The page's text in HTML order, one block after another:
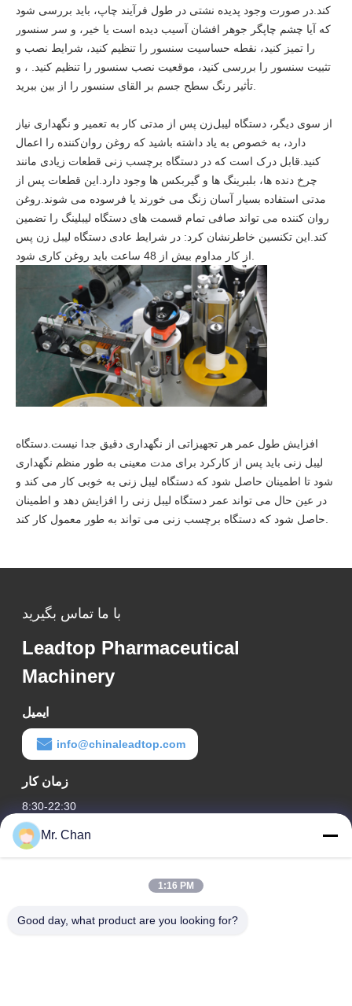
کند.در صورت وجود پدیده نشتی در طول فرآیند چاپ، باید بررسی شود
که آیا چشم چاپگر جوهر افشان آسیب دیده است یا خیر، و سر سنسور
را تمیز کنید، نقطه حساسیت سنسور را تنظیم کنید، شرایط نصب و
تثبیت سنسور را بررسی کنید، موقعیت نصب سنسور را تنظیم کنید. ، و
از سوی دیگر، دستگاه لیبل‌زن پس از مدتی کار به تعمیر و نگهداری نیاز
دارد، به خصوص به یاد داشته باشید که روغن روان‌کننده را اعمال
کنید.قابل درک است که در دستگاه برچسب زنی قطعات زیادی مانند
چرخ دنده ها، بلبرینگ ها و گیربکس ها وجود دارد.این قطعات پس از
مدتی استفاده بسیار آسان زنگ می خورند یا فرسوده می شوند.روغن
روان کننده می تواند صافی تمام قسمت های دستگاه لیبلینگ را تضمین
کند.این تکنسین خاطرنشان کرد: در شرایط عادی دستگاه لیبل زن پس
افزایش طول عمر هر تجهیزاتی از نگهداری دقیق جدا نیست.دستگاه
لیبل زنی باید پس از کارکرد برای مدت معینی به طور منظم نگهداری
شود تا اطمینان حاصل شود که دستگاه لیبل زنی به خوبی کار می کند و
در عین حال می تواند عمر دستگاه لیبل زنی را افزایش دهد و اطمینان
با ما تماس بگیرید
Leadtop Pharmaceutical
Machinery
ایمیل
info@chinaleadtop.com
زمان کار
8:30-22:30
آدرس ما
Mr. Chan
1:16 PM
Good day, what product are you looking for?